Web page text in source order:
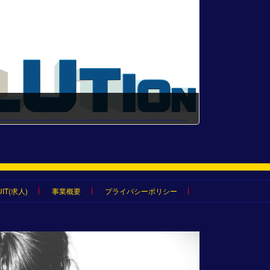
求人) 事業概要 プライバシーポリシー